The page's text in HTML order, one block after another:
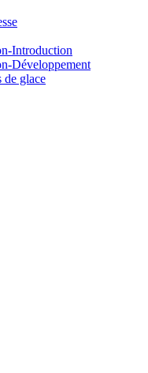
Introduction
Développement
de glace